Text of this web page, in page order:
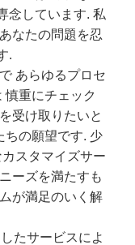
念しています. 私
なたの問題を忍
.
あらゆるプロセ
慎重にチェック
受け取りたいと
ちの願望です. 少
スタマイズサー
ーズを満たすも
が満足のいく解
たサービスによ